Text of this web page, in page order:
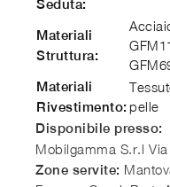
Seduta:
Materiali
Struttura:
Materiali
Rivestimento: pelle
Disponibile presso:
Mobilgamma S.r.l
Zone servite: